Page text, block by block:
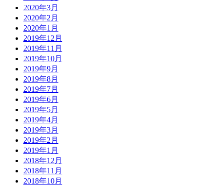
2020年3月
2020年2月
2020年1月
2019年12月
2019年11月
2019年10月
2019年9月
2019年8月
2019年7月
2019年6月
2019年5月
2019年4月
2019年3月
2019年2月
2019年1月
2018年12月
2018年11月
2018年10月